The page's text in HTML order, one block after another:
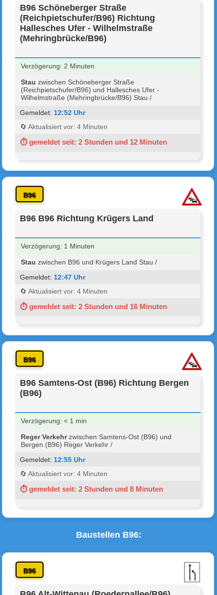
B96 Schöneberger Straße
(Reichpietschufer/B96) Richtung
Hallesches Ufer - Wilhelmstraße
(Mehringbrücke/B96)
Verzögerung: 2 Minuten
Stau zwischen Schöneberger Straße
(Reichpietschufer/B96) und Hallesches Ufer -
Wilhelmstraße (Mehringbrücke/B96) Stau /
Gemeldet: 12:52 Uhr
🔄 Aktualisiert vor: 4 Minuten
⏱ gemeldet seit: 2 Stunden und 12 Minuten
B96
B96 B96 Richtung Krügers Land
Verzögerung: 1 Minuten
Stau zwischen B96 und Krügers Land Stau /
Gemeldet: 12:47 Uhr
🔄 Aktualisiert vor: 4 Minuten
⏱ gemeldet seit: 2 Stunden und 16 Minuten
B96
B96 Samtens-Ost (B96) Richtung Bergen
(B96)
Verzögerung: < 1 min
Reger Verkehrzwischen Samtens-Ost (B96) und
Bergen (B96) Reger Verkehr /
Gemeldet: 12:55 Uhr
🔄 Aktualisiert vor: 4 Minuten
⏱ gemeldet seit: 2 Stunden und 8 Minuten
Baustellen B96:
B96